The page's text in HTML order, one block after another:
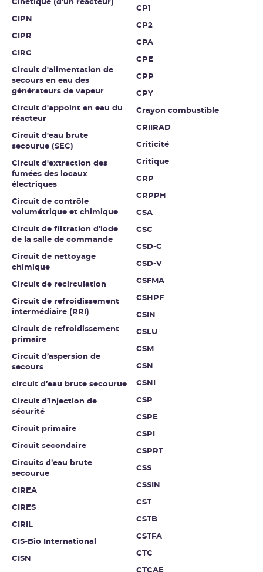
Cinétique (d'un réacteur)
CIPN
CIPR
CIRC
Circuit d'alimentation de
secours en eau des
générateurs de vapeur
Circuit d'appoint en eau du
réacteur
Circuit d'eau brute
secourue (SEC)
Circuit d'extraction des
fumées des locaux
électriques
Circuit de contrôle
volumétrique et chimique
Circuit de filtration d'iode
de la salle de commande
Circuit de nettoyage
chimique
Circuit de recirculation
Circuit de refroidissement
intermédiaire (RRI)
Circuit de refroidissement
primaire
Circuit d’aspersion de
secours
circuit d’eau brute secourue
Circuit d’injection de
sécurité
Circuit primaire
Circuit secondaire
Circuits d’eau brute
secourue
CIREA
CIRES
CIRIL
CIS-Bio International
CISN
CP1
CP2
CPA
CPE
CPP
CPY
Crayon combustible
CRIIRAD
Criticité
Critique
CRP
CRPPH
CSA
CSC
CSD-C
CSD-V
CSFMA
CSHPF
CSIN
CSLU
CSM
CSN
CSNI
CSP
CSPE
CSPI
CSPRT
CSS
CSSIN
CST
CSTB
CSTFA
CTC